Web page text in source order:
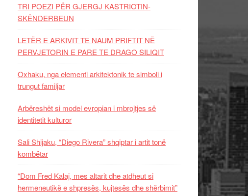
TRI POEZI PËR GJERGJ KASTRIOTIN-
SKËNDERBEUN
LETËR E ARKIVIT TE NAUM PRIFTIT NË
PERVJETORIN E PARE TE DRAGO SILIQIT
Oxhaku, nga elementi arkitektonik te simboli i
trungut familjar
Arbëreshët si model evropian i mbrojtjes së
identitetit kulturor
Sali Shijaku, “Diego Rivera” shqiptar i artit tonë
kombëtar
“Dom Fred Kalaj, mes altarit dhe atdheut si
hermeneutikë e shpresës, kujtesës dhe shërbimit”